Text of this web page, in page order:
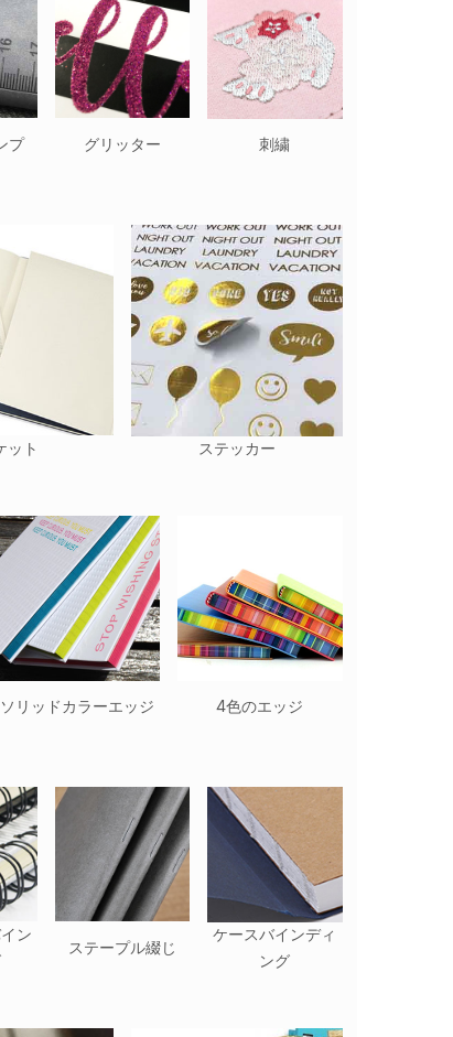
プ グリッター 刺繍
ット ステッカー
ソリッドカラーエッジ 4色のエッジ
ン
ステープル綴じ
ケースバインディ
ング